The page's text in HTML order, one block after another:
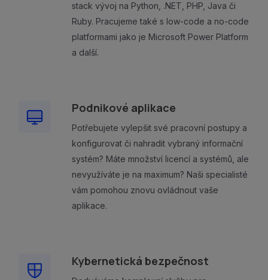
stack vývoj na Python, .NET, PHP, Java či
Ruby. Pracujeme také s low-code a no-code
platformami jako je Microsoft Power Platform
a další.
Podnikové aplikace
Potřebujete vylepšit své pracovní postupy a
konfigurovat či nahradit vybraný informační
systém? Máte množství licencí a systémů, ale
nevyužíváte je na maximum? Naši specialisté
vám pomohou znovu ovládnout vaše
aplikace.
Kybernetická bezpečnost